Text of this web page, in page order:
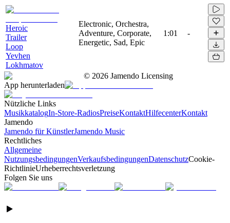
Heroic
Trailer
Loop
Yevhen
Lokhmatov
Electronic, Orchestra,
Adventure, Corporate,
Energetic, Sad, Epic
1:01 -
© 2026 Jamendo Licensing
App herunterladen
Nützliche Links
MusikkatalogIn-Store-RadiosPreiseKontaktHilfecenterKontakt
Jamendo
Jamendo für KünstlerJamendo Music
Rechtliches
Allgemeine
NutzungsbedingungenVerkaufsbedingungenDatenschutzCookie-
RichtlinieUrheberrechtsverletzung
Folgen Sie uns